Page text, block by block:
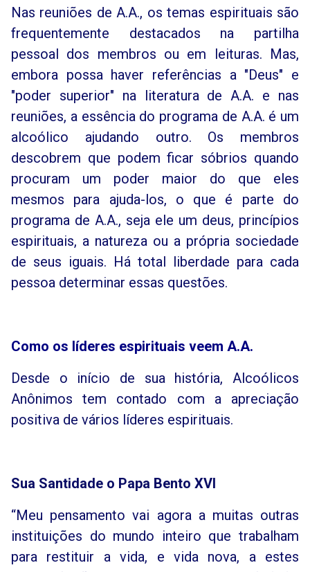
Nas reuniões de A.A., os temas espirituais são
frequentemente destacados na partilha
pessoal dos membros ou em leituras. Mas,
embora possa haver referências a "Deus" e
"poder superior" na literatura de A.A. e nas
reuniões, a essência do programa de A.A. é um
alcoólico ajudando outro. Os membros
descobrem que podem ficar sóbrios quando
procuram um poder maior do que eles
mesmos para ajuda-los, o que é parte do
programa de A.A., seja ele um deus, princípios
espirituais, a natureza ou a própria sociedade
de seus iguais. Há total liberdade para cada
pessoa determinar essas questões.
Como os líderes espirituais veem A.A.
Desde o início de sua história, Alcoólicos
Anônimos tem contado com a apreciação
positiva de vários líderes espirituais.
Sua Santidade o Papa Bento XVI
“Meu pensamento vai agora a muitas outras
instituições do mundo inteiro que trabalham
para restituir a vida, e vida nova, a estes